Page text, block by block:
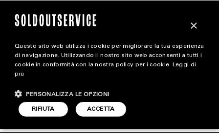
magazine
STYLE
FOOTWEAR
#INFLUENZA SOLDOUTSERVICE
×
Questo sito web utilizza i cookie per migliorare la tua esperienza
di navigazione. Utilizzando il nostro sito web acconsenti a tutti i
cookie in conformità con la nostra policy per i cookie. Leggi di
più
ACCETTA
RIFIUTA
PERSONALIZZA LE OPZIONI